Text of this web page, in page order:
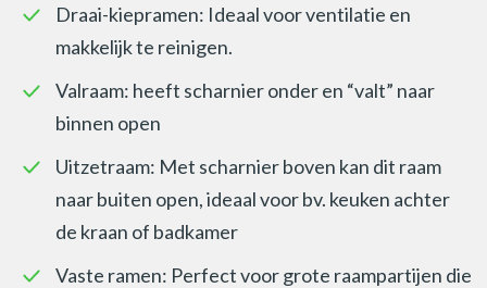
Draai-kiepramen: Ideaal voor ventilatie en
makkelijk te reinigen.
Valraam: heeft scharnier onder en “valt” naar
binnen open
Uitzetraam: Met scharnier boven kan dit raam
naar buiten open, ideaal voor bv. keuken achter
de kraan of badkamer
Vaste ramen: Perfect voor grote raampartijen die